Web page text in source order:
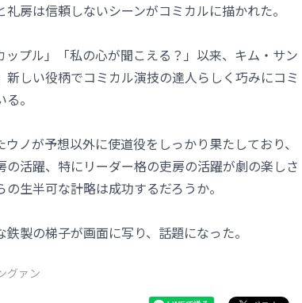
房は信頼しないシーンがコミカルに描かれた。
プル」「私の心が聞こえる？」以来、キム・サン
しい役柄でコミカル演技の達人らしく巧みにコミ
。
ノが予想以外に使道役をしっかり果たしており、
活躍、特にリーダー格の吏房の活躍が劇の楽しさ
生半可な計略は成功するだろうか。
製の梯子が画面に写り、話題になった。
グァン